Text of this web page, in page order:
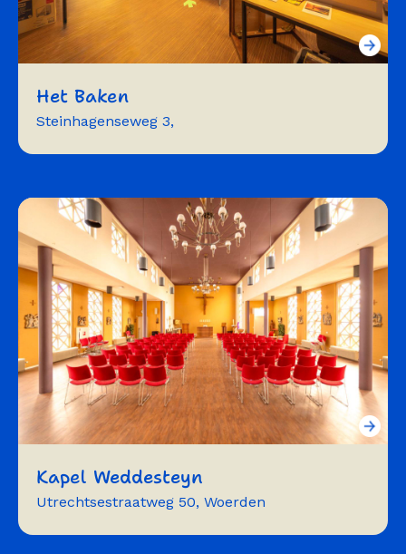
Het Baken
Steinhagenseweg 3,
workshops trainingen
symposium cursussen
Kapel Weddesteyn
Utrechtsestraatweg 50, Woerden